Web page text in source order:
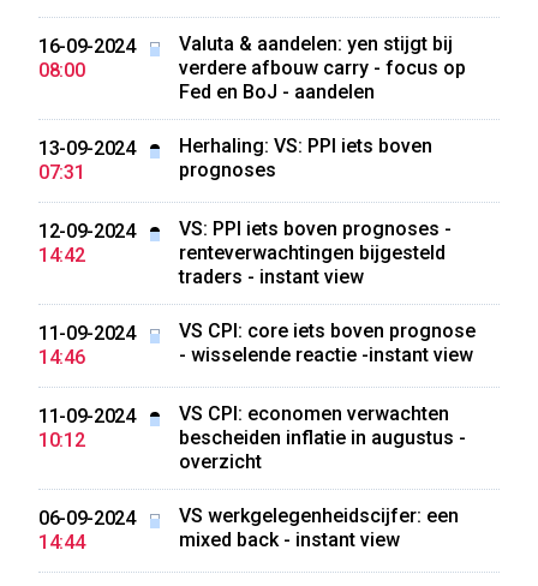
16-09-2024
08:00
Valuta & aandelen: yen stijgt bij
verdere afbouw carry - focus op
Fed en BoJ - aandelen
13-09-2024
07:31
Herhaling: VS: PPI iets boven
prognoses
12-09-2024
14:42
VS: PPI iets boven prognoses -
renteverwachtingen bijgesteld
traders - instant view
11-09-2024
14:46
VS CPI: core iets boven prognose
- wisselende reactie -instant view
11-09-2024
10:12
VS CPI: economen verwachten
bescheiden inflatie in augustus -
overzicht
06-09-2024
14:44
VS werkgelegenheidscijfer: een
mixed back - instant view